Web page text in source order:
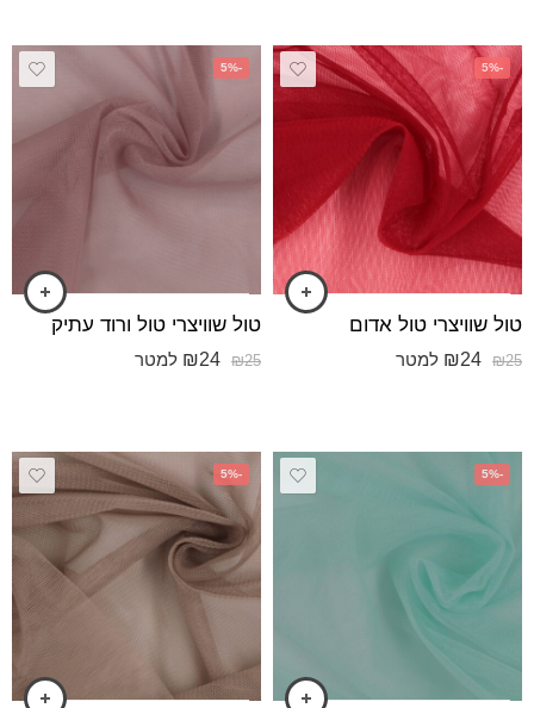
-5%
טול שוויצרי טול אדום
₪25
₪24 למטר
-5%
טול שוויצרי טול ורוד עתיק
₪25
₪24 למטר
-5%
-5%